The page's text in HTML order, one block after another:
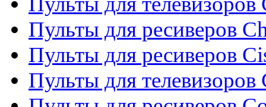
Пульты для ресиверов
Пульты для ресиверов
Пульты для телевизоров